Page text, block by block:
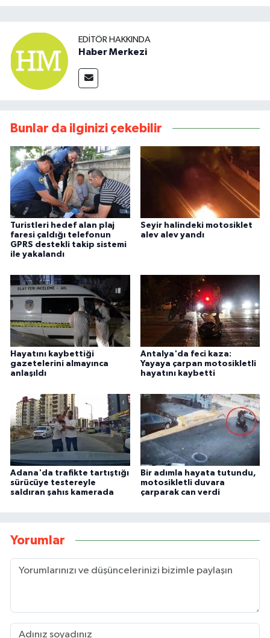
EDITÖR HAKKINDA
Haber Merkezi
Bunlar da ilginizi çekebilir
Turistleri hedef alan plaj
faresi çaldığı telefonun
GPRS destekli takip sistemi
ile yakalandı
Seyir halindeki motosiklet
alev alev yandı
Hayatını kaybettiği
gazetelerini almayınca
anlaşıldı
Antalya'da feci kaza:
Yayaya çarpan motosikletli
hayatını kaybetti
Adana'da trafikte tartıştığı
sürücüye testereyle
saldıran şahıs kamerada
Bir adımla hayata tutundu,
motosikletli duvara
çarparak can verdi
Yorumlar